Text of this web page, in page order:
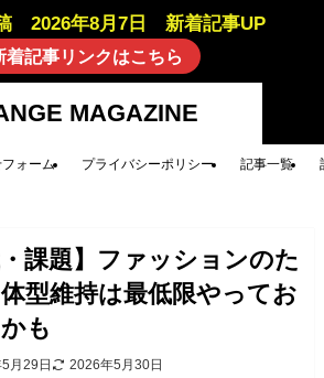
2026年8月7日 新着記事UP
着記事リンクはこちら
MAGAZINE
ォーム プライバシーポリシー 記事一覧
・課題】ファッションのた
型維持は最低限やってお
も
月29日 2026年5月30日